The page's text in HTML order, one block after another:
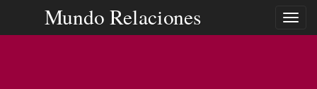
Mundo Relaciones